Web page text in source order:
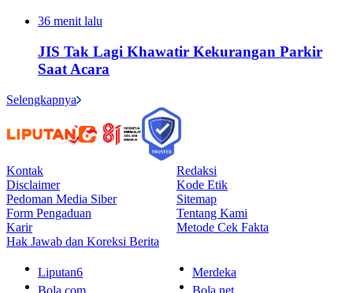
36 menit lalu
JIS Tak Lagi Khawatir Kekurangan Parkir
Saat Acara
Selengkapnya
Kontak
Redaksi
Disclaimer
Kode Etik
Pedoman Media Siber
Sitemap
Form Pengaduan
Tentang Kami
Karir
Metode Cek Fakta
Hak Jawab dan Koreksi Berita
Liputan6
Merdeka
Bola.com
Bola.net